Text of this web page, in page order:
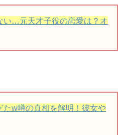
い…元天才子役の恋愛は？オ
w噂の真相を解明！彼女や